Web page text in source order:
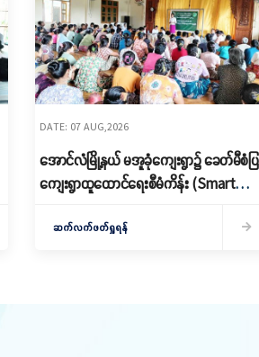
DATE: 07 AUG,2026
အောင်လံမြို့နယ် မအူခုံကျေးရွာ၌ ခေတ်မီစံပြ
ကျေးရွာထူထောင်ရေးစီမံကိန်း (Smart
ဖွဲ့စည်း
ဆက်လက်ဖတ်ရှုရန်